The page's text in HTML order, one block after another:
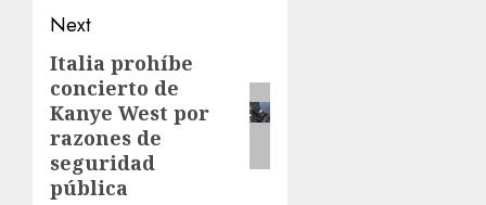
Next
Italia prohíbe
concierto de
Kanye West por
razones de
seguridad
pública